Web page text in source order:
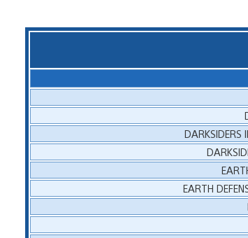
DARKSIDERS
EARTH